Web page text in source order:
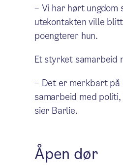
– Vi har hørt ungdom
utekontakten ville
poengterer hun.
Et styrket samarbeid
– Det er merkbart på
samarbeid med
sier Barlie.
Åpen dør